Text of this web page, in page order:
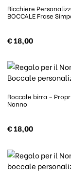
Bicchiere
BOCCALE Frase
€18,00
Boccale birra –
Nonno
€18,00